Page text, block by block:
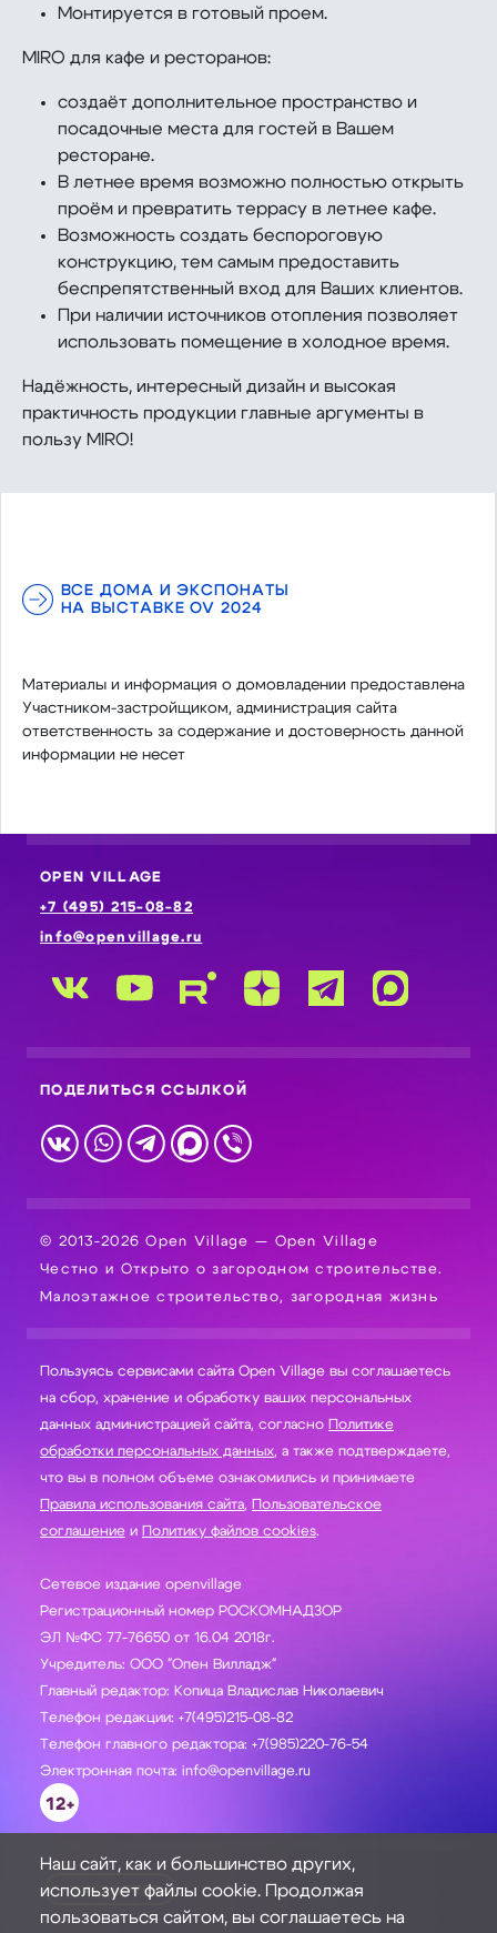
Монтируется в готовый проем.
MIRO для кафе и ресторанов:
создаёт дополнительное пространство и
посадочные места для гостей в Вашем
ресторане.
В летнее время возможно полностью открыть
проём и превратить террасу в летнее кафе.
Возможность создать беспороговую
конструкцию, тем самым предоставить
беспрепятственный вход для Ваших клиентов.
При наличии источников отопления позволяет
использовать помещение в холодное время.
Надёжность, интересный дизайн и высокая
практичность продукции главные аргументы в
пользу MIRO!
ВСЕ ДОМА И ЭКСПОНАТЫ
НА ВЫСТАВКЕ OV 2024
Материалы и информация о домовладении предоставлена
Участником-застройщиком, администрация сайта
ответственность за содержание и достоверность данной
информации не несет
OPEN VILLAGE
+7 (495) 215-08-82
info@openvillage.ru
ПОДЕЛИТЬСЯ ССЫЛКОЙ
© 2013-2026 Open Village — Open Village
Честно и Открыто о загородном строительстве.
Малоэтажное строительство, загородная жизнь
Пользуясь сервисами сайта Open Village вы соглашаетесь
на сбор, хранение и обработку ваших персональных
данных администрацией сайта, согласно Политике
обработки персональных данных, а также подтверждаете,
что вы в полном объеме ознакомились и принимаете
Правила использования сайта, Пользовательское
соглашение и Политику файлов cookies.
Сетевое издание openvillage
Регистрационный номер РОСКОМНАДЗОР
ЭЛ №ФС 77-76650 от 16.04 2018г.
Учредитель: ООО "Опен Вилладж"
Главный редактор: Копица Владислав Николаевич
Телефон редакции: +7(495)215-08-82
Телефон главного редактора: +7(985)220-76-54
Электронная почта: info@openvillage.ru
12+
ЗАДАТЬ ВОПРОС
Наш сайт, как и большинство других,
использует файлы cookie. Продолжая
пользоваться сайтом, вы соглашаетесь на